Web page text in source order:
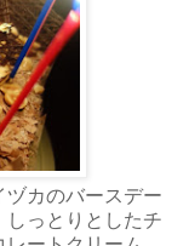
カのバースデー
っとりとしたチ